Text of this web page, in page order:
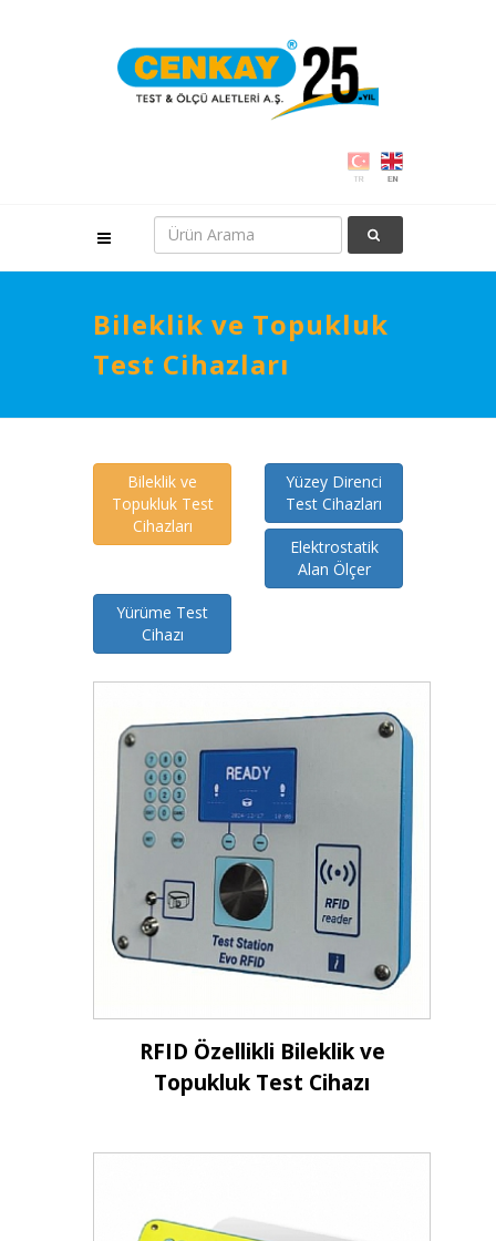
Bileklik ve Topukluk
Test Cihazları
Bileklik ve
Topukluk Test
Cihazları
Yüzey Direnci
Test Cihazları
Elektrostatik
Alan Ölçer
Yürüme Test
Cihazı
İncele
RFID Özellikli Bileklik ve
Topukluk Test Cihazı